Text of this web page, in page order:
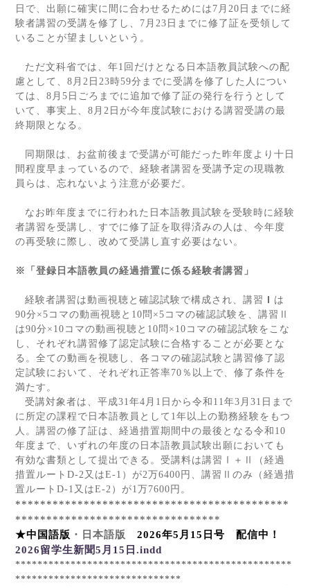
日で、出願に確実に間に合わせるためには 7 月 20 日までに経
験者講習の受講を修了し、 7 月 23 日までに修了証を受領して
いることが望ましいという。
ただ文科省では、年1 回だけとなる日本語教員試験への配
慮として、 8 月 2 日 23時59分までに受講を修了した人につい
ては、 8 月 5 日ごろまでに追加で修了証の発行を行うとして
いて、事実上、 8 月 2 日が今年度試験における講習受講の最
終期限となる。
同期限は、お盆前後まで受講が可能だった昨年度より十日
間程度早まっているので、経験者講習を受講予定の現職教
員らは、忘れないよう注意が必要だ。
なお昨年度までに行われた日本語教員試験を受験時に経験
者講習を受講し、すでに修了証を取得済みの人は、今年度
の再受験に際し、改めて受講し直す必要はない。
※「登録日本語教員の経過措置に係る経験者講習」
経験者講習は動画視聴と確認試験で構成され、講習
は
90分×5 コマの動画視聴と 10 問×5 コマの確認試験を、講習
は90分× 10 コマの動画視聴と 10 問× 10 コマの確認試験をこな
し、それぞれ講習修了認定試験に合格することが必要とな
る。全ての動画を視聴し、各コマの確認試験と講習修了認
定試験において、それぞれ正答率70 ％以上で、修了条件を
満たす。
受講対象者は、平成31年4 月 1 日から令和 11年3 月 31 日まで
に所定の課程で日本語教員として 1年以上の勤務経験をもつ
人。講習の修了証は、経過措置期間中の最後となる令和 10
年度まで、いずれの年度の日本語教員試験出願においても
有効な書類として提出できる。受講料は講習Ⅰ＋Ⅱ（経過
措置ルート D-2 又はE-1 ）が2万6400 円、講習
のみ（経過措
置ルート D-1 又はE-2 ）が1万7600 円。
********************************************
*********************************
★中国語版 ・日本語版 2026年5 月 15 日号 配信中！
2026留学生新聞5 月15 日.indd
**************************************************
******************************